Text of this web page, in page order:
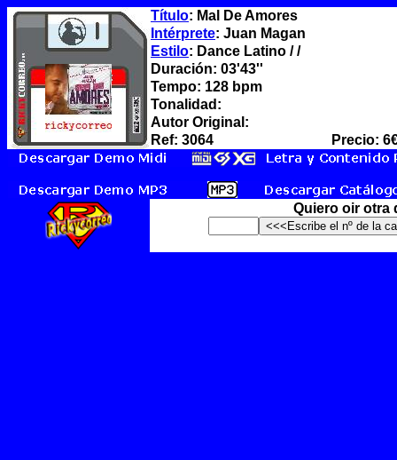
Título: Mal De Amores
Intérprete: Juan Magan
Estilo: Dance Latino / /
Duración: 03'43''
Tempo: 128 bpm
Tonalidad:
Autor Original:
Ref: 3064
Precio:
Quiero oir otra